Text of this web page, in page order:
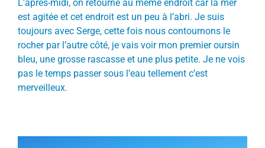
L’après-midi, on retourne au même endroit car la mer
est agitée et cet endroit est un peu à l’abri. Je suis
toujours avec Serge, cette fois nous contournons le
rocher par l’autre côté, je vais voir mon premier oursin
bleu, une grosse rascasse et une plus petite. Je ne vois
pas le temps passer sous l’eau tellement c’est
merveilleux.